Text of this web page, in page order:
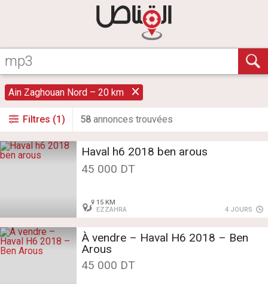
Ain Zaghouan Nord – 20 km
Filtres (1) 58 annonces trouvées
Haval h6 2018 ben arous
45 000 DT
15 KM
EZZAHRA
4 JOURS
À vendre – Haval H6 2018 – Ben
Arous
45 000 DT